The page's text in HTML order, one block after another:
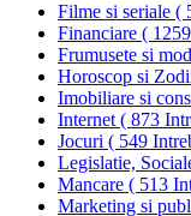
Filme si seriale (
Financiare (
Frumusete si
Horoscop si
Imobiliare si
Internet ( 873
Jocuri ( 549
Legislatie,
Mancare ( 513
Marketing si